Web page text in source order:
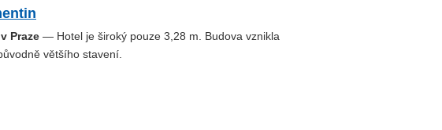
Praze — Hotel je široký pouze 3,28 m. Budova vznikla
většího stavení.